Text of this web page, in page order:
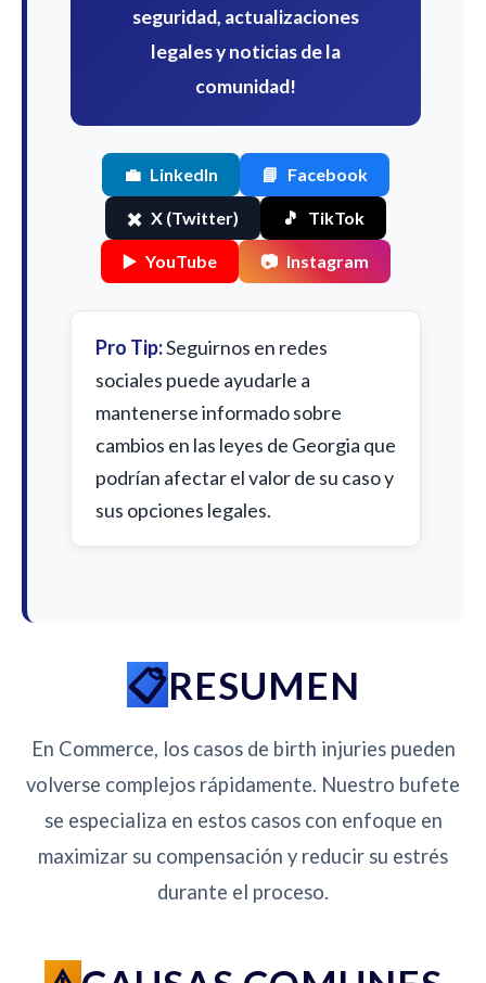
seguridad, actualizaciones
legales y noticias de la
comunidad!
💼 LinkedIn 📘 Facebook
✖️ X (Twitter) 🎵 TikTok
▶️ YouTube 📷 Instagram
Pro Tip:Seguirnos en redes
sociales puede ayudarle a
mantenerse informado sobre
cambios en las leyes de Georgia que
podrían afectar el valor de su caso y
sus opciones legales.
RESUMEN
En Commerce, los casos de birth injuries pueden
volverse complejos rápidamente. Nuestro bufete
se especializa en estos casos con enfoque en
maximizar su compensación y reducir su estrés
durante el proceso.